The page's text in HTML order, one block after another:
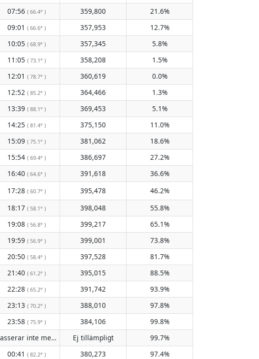
07:56 ( 66.4° ) 359,800
21.6%
09:01 ( 66.6° ) 357,953
12.7%
10:05 ( 68.9° ) 357,345
5.8%
11:05 ( 73.1° ) 358,208
1.5%
12:01 ( 78.7° ) 360,619
0.0%
12:52 ( 85.2° ) 364,466
1.3%
13:39 ( 88.1° ) 369,453
5.1%
14:25 ( 81.4° ) 375,150
11.0%
15:09 ( 75.1° ) 381,062
18.6%
15:54 ( 69.4° ) 386,697
27.2%
16:40 ( 64.6° ) 391,618
36.6%
17:28 ( 60.7° ) 395,478
46.2%
18:17 ( 58.1° ) 398,048
55.8%
19:08 ( 56.8° ) 399,217
65.1%
19:59 ( 56.9° ) 399,001
73.8%
20:50 ( 58.4° ) 397,528
81.7%
21:40 ( 61.2° ) 395,015
88.5%
22:28 ( 65.2° ) 391,742
93.9%
23:13 ( 70.2° ) 388,010
97.8%
23:58 ( 75.9° ) 384,106
99.8%
Passerar inte meridianen ( Ej tillämpligt )
Ej tillämpligt
99.7%
00:41 ( 82.2° ) 380,273
97.4%